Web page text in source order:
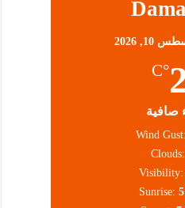
10, 2026
°C
صافية
Wind Gust:
Clouds:
Visibility:
Sunrise: